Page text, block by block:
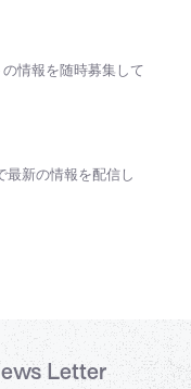
情報を随時募集して
最新の情報を配信し
Letter